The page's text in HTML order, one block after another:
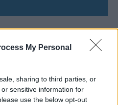
My Personal
sharing to third parties, or
sensitive information for
use the below opt-out
ΠΕΝΥ ΡΟΝΤΟΓΙΑΝΝΗ